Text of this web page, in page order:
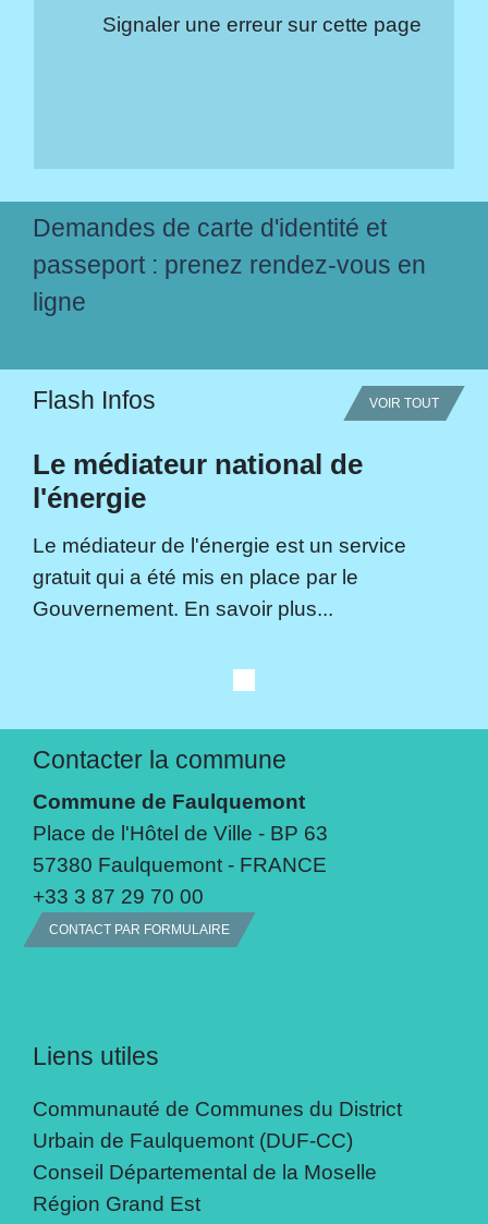
Signaler une erreur sur cette page
Demandes de carte d'identité et
passeport : prenez rendez-vous en
ligne
Flash Infos VOIR TOUT
Le médiateur national de
l'énergie
Le médiateur de l'énergie est un service
gratuit qui a été mis en place par le
Gouvernement. En savoir plus...
Contacter la commune
Commune de Faulquemont
Place de l'Hôtel de Ville - BP 63
57380 Faulquemont - FRANCE
+33 3 87 29 70 00
CONTACT PAR FORMULAIRE
Liens utiles
Communauté de Communes du District
Urbain de Faulquemont (DUF-CC)
Conseil Départemental de la Moselle
Région Grand Est